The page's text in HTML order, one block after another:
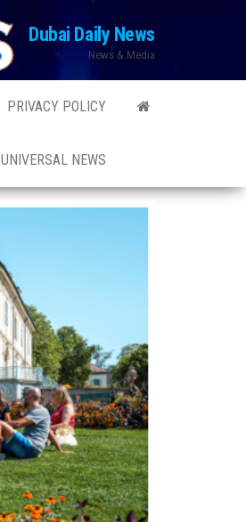
content
Dubai Daily News
News & Media
PRIVACY POLICY
UNIVERSAL NEWS